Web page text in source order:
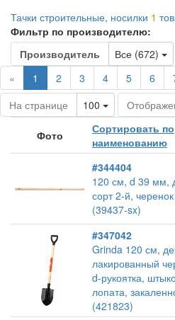
Тачки строительные, носилки 1
Фильтр по производителю:
Производитель
Все (672)
«
1 (current)
2 3 4 5 6
На странице
100 Toggle
Фото
Сортировать по
наименованию
#344404
120 см, d 39 мм,
сорт 2-й,
(39437-sx)
#347042
Grinda 120 см,
лакированный
d-рукоятка,
лопата,
(421823)